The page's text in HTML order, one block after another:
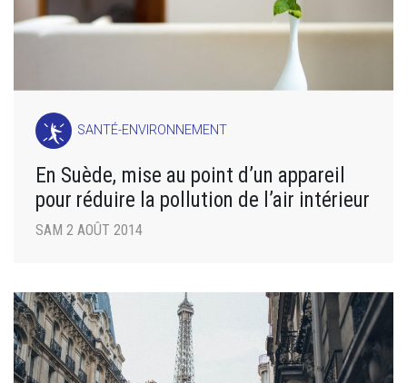
SANTÉ-ENVIRONNEMENT
En Suède, mise au point d’un appareil
pour réduire la pollution de l’air intérieur
SAM 2 AOÛT 2014